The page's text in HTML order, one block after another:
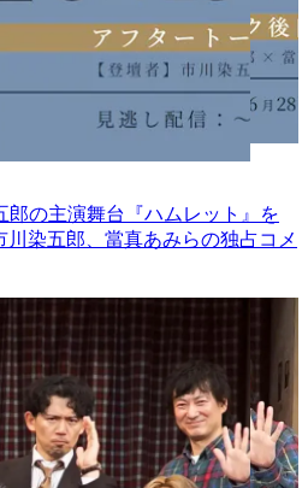
郎の主演舞台『ハムレット』を
川染五郎、當真あみらの独占コメ